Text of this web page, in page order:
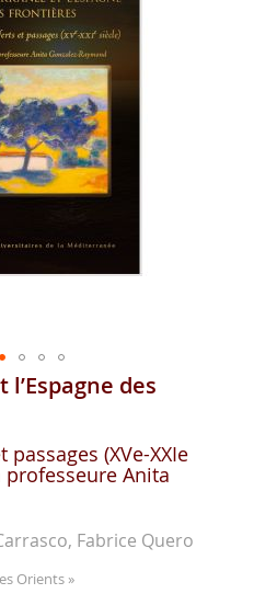
des
(XVe-XXIe
Anita
Fabrice Quero
Orients »